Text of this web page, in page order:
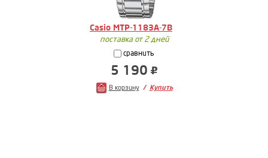
Casio MTP-1183A-7B
поставка от 2 дней
сравнить
5 190
В корзину Купить